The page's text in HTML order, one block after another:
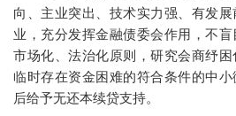
向、主业突出、技术实力强、有发
业，充分发挥金融债委会作用，不
市场化、法治化原则，研究会商纾
临时存在资金困难的符合条件的中
后给予无还本续贷支持。